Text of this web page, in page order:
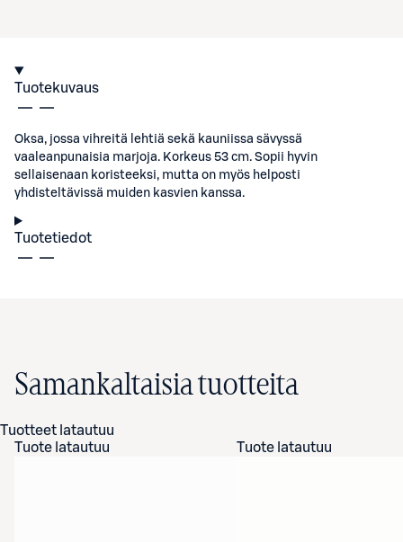
Tuotekuvaus
Oksa, jossa vihreitä lehtiä sekä kauniissa sävyssä
vaaleanpunaisia marjoja. Korkeus 53 cm. Sopii hyvin
sellaisenaan koristeeksi, mutta on myös helposti
yhdisteltävissä muiden kasvien kanssa.
Tuotetiedot
Samankaltaisia tuotteita
Tuotteet latautuu
Tuote latautuu
Tuote latautuu